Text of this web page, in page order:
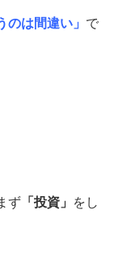
のは間違い」 で
ず 「投資」 をし